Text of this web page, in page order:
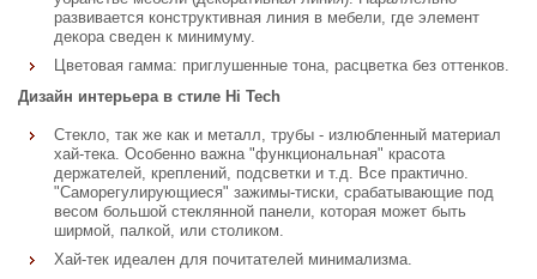
развивается конструктивная линия в мебели, где элемент
декора сведен к минимуму.
Цветовая гамма: приглушенные тона, расцветка без оттенков.
Дизайн интерьера в стиле Hi Tech
Стекло, так же как и металл, трубы - излюбленный материал
хай-тека. Особенно важна "функциональная" красота
держателей, креплений, подсветки и т.д. Все практично.
"Саморегулирующиеся" зажимы-тиски, срабатывающие под
весом большой стеклянной панели, которая может быть
ширмой, палкой, или столиком.
Хай-тек идеален для почитателей минимализма.